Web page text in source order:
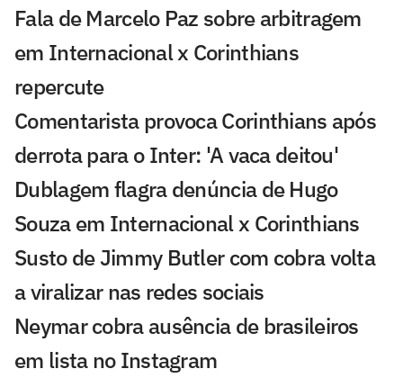
Fala de Marcelo Paz sobre arbitragem
em Internacional x Corinthians
repercute
Comentarista provoca Corinthians após
derrota para o Inter: 'A vaca deitou'
Dublagem flagra denúncia de Hugo
Souza em Internacional x Corinthians
Susto de Jimmy Butler com cobra volta
a viralizar nas redes sociais
Neymar cobra ausência de brasileiros
em lista no Instagram